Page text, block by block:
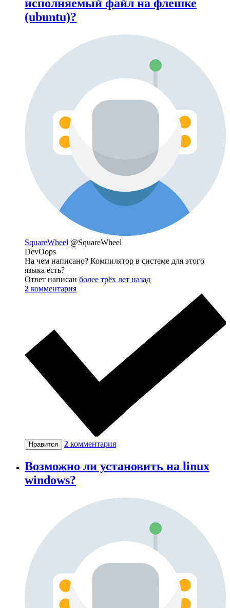
исполняемый файл на флешке
(ubuntu)?
SquareWheel @SquareWheel
DevOops
На чем написано? Компилятор в системе для этого
языка есть?
Ответ написан более трёх лет назад
2 комментария
Нравится 2 комментария
Возможно ли установить на linux
windows?